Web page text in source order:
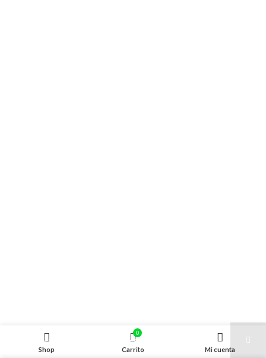
Shop
0
Carrito Mi cuenta
Gracias por tu mensaje. Ha sido enviado.